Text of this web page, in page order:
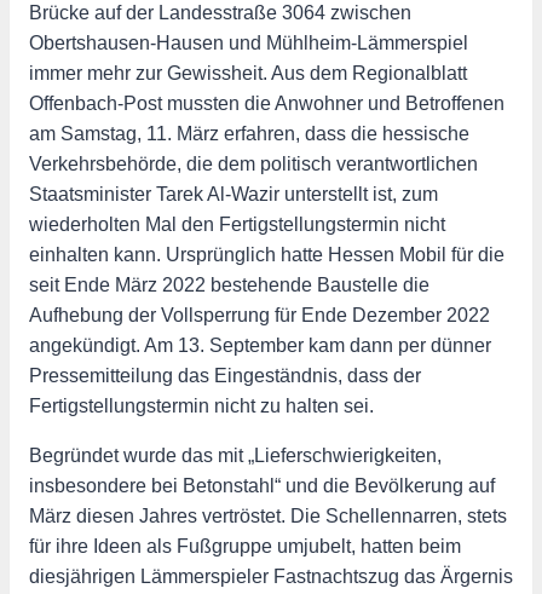
Brücke auf der Landesstraße 3064 zwischen
Obertshausen-Hausen und Mühlheim-Lämmerspiel
immer mehr zur Gewissheit. Aus dem Regionalblatt
Offenbach-Post mussten die Anwohner und Betroffenen
am Samstag, 11. März erfahren, dass die hessische
Verkehrsbehörde, die dem politisch verantwortlichen
Staatsminister Tarek Al-Wazir unterstellt ist, zum
wiederholten Mal den Fertigstellungstermin nicht
einhalten kann. Ursprünglich hatte Hessen Mobil für die
seit Ende März 2022 bestehende Baustelle die
Aufhebung der Vollsperrung für Ende Dezember 2022
angekündigt. Am 13. September kam dann per dünner
Pressemitteilung das Eingeständnis, dass der
Fertigstellungstermin nicht zu halten sei.
Begründet wurde das mit „Lieferschwierigkeiten,
insbesondere bei Betonstahl“ und die Bevölkerung auf
März diesen Jahres vertröstet. Die Schellennarren, stets
für ihre Ideen als Fußgruppe umjubelt, hatten beim
diesjährigen Lämmerspieler Fastnachtszug das Ärgernis